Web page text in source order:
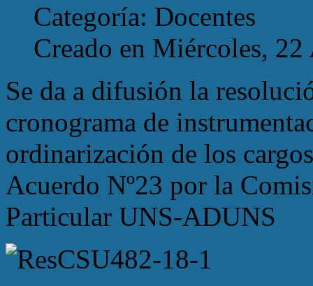
Categoría: Docentes
Creado en Miércoles,
Se da a difusión la
cronograma de
ordinarización de los
Acuerdo Nº23 por la
Particular UNS-ADUNS